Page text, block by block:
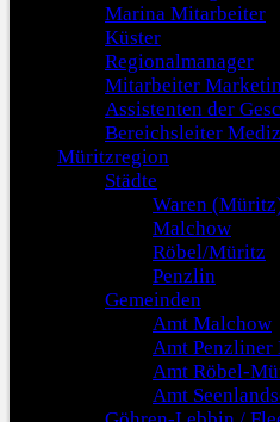
Marina Mitarbeiter
Küster
Regionalmanager
Mitarbeiter
Assistenten der
Bereichsleiter
Müritzregion
Städte
Waren
Malchow
Röbel/Müritz
Penzlin
Gemeinden
Amt Malchow
Amt Penzliner
Amt Röbel-
Amt